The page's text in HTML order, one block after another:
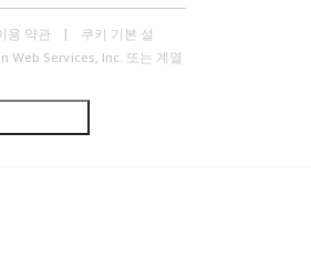
용 약관
쿠키 기본 설
Web Services, Inc. 또는 계열